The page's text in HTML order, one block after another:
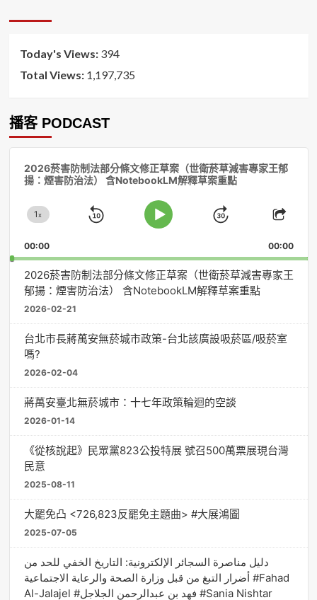
序
Today's Views: 394
Total Views: 1,197,735
播客 PODCAST
2026菸害防制法部分條文修正草案（世衛菸草減害專家王郁
揚：煙害防治法） 含NotebookLM解釋草案重點
Change
Rate
1x
Skip
Play
Jump
Forward
Share
00:00 00:00
2026菸害防制法部分條文修正草案（世衛菸草減害專家王
郁揚：煙害防治法） 含NotebookLM解釋草案重點
2026-02-21
台北市長蔣萬安無菸城市政策-台北該廣設吸菸區/吸菸室
嗎?
2026-02-04
蔣萬安臺北無菸城市：十七年政策輪迴的空談
2026-01-14
《從核說起》民眾黨823公投特展 號召500萬票展現台灣
民意
2025-08-11
大罷免凸 <726,823反罷免主題曲> #大展鴻圖
2025-07-05
دليل مناصرة السجائر الإلكترونية: التاريخ الخفي للحد من
أضرار التبغ من قبل وزارة الصحة والرعاية الاجتماعية #Fahad
Al-Jalajel #فهد بن عبدالرحمن الجلاجل #Sania Nishtar